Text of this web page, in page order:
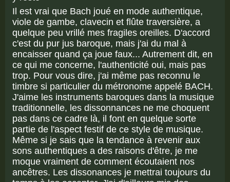
Il est vrai que Bach joué en mode authentique,
viole de gambe, clavecin et flûte traversière, a
quelque peu vrillé mes fragiles oreilles. D'accord
c'est du pur jus baroque, mais j'ai du mal à
encaisser quand ça joue faux... Autrement dit, en
ce qui me concerne, l'authenticité oui, mais pas
trop. Pour vous dire, j'ai même pas reconnu le
timbre si particulier du métronome appelé BACH.
J'aime les instruments baroques dans la musique
traditionnelle, les dissonnances ne me choquent
pas dans ce cadre là, il font en quelque sorte
partie de l'aspect festif de ce style de musique.
Même si je sais que la tendance à revenir aux
sons authentiques a des raisons d'être, je me
moque vraiment de comment écoutaient nos
ancêtres. Les dissonances je mettrai toujours du